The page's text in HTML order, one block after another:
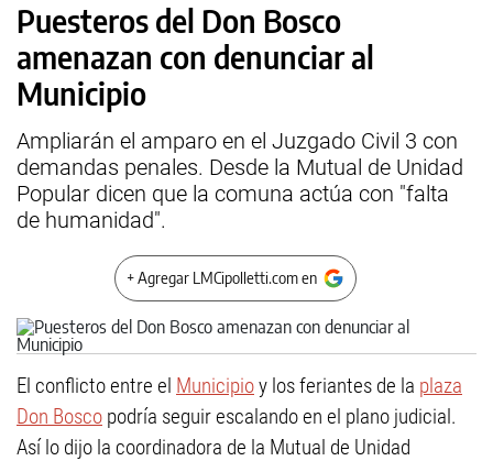
Puesteros del Don Bosco
amenazan con denunciar al
Municipio
Ampliarán el amparo en el Juzgado Civil 3 con
demandas penales. Desde la Mutual de Unidad
Popular dicen que la comuna actúa con "falta
de humanidad".
+ Agregar LMCipolletti.com en
El conflicto entre el Municipioy los feriantes de la plaza
Don Bosco podría seguir escalando en el plano judicial.
Así lo dijo la coordinadora de la Mutual de Unidad